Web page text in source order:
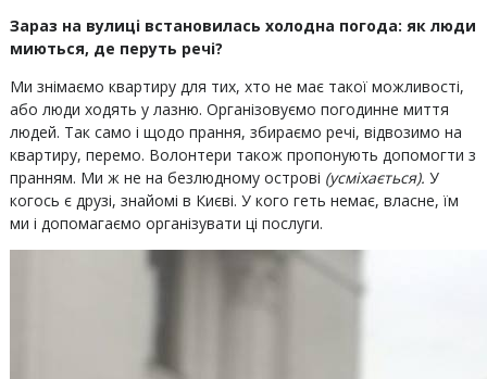
Зараз на вулиці встановилась холодна погода: як люди
миються, де перуть речі?
Ми знімаємо квартиру для тих, хто не має такої можливості,
або люди ходять у лазню. Організовуємо погодинне миття
людей. Так само і щодо прання, збираємо речі, відвозимо на
квартиру, перемо. Волонтери також пропонують допомогти з
пранням. Ми ж не на безлюдному острові (усміхається). У
когось є друзі, знайомі в Києві. У кого геть немає, власне, їм
ми і допомагаємо організувати ці послуги.